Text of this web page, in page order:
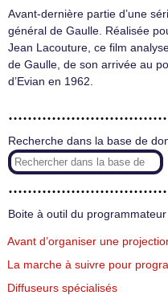
Avant-dernière partie d’une
général de Gaulle. Réalisée
Jean Lacouture, ce film
de Gaulle, de son arrivée au
d’Evian en 1962.
Recherche dans la base de
Boite à outil du programmateur
Avant d’organiser une
La marche à suivre pour
Diffuseurs spécialisés